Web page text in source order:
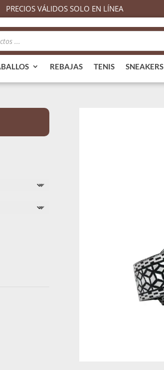
PRECIOS VÁLIDOS SOLO EN LÍNEA
REBAJAS TENIS SNEAKERS